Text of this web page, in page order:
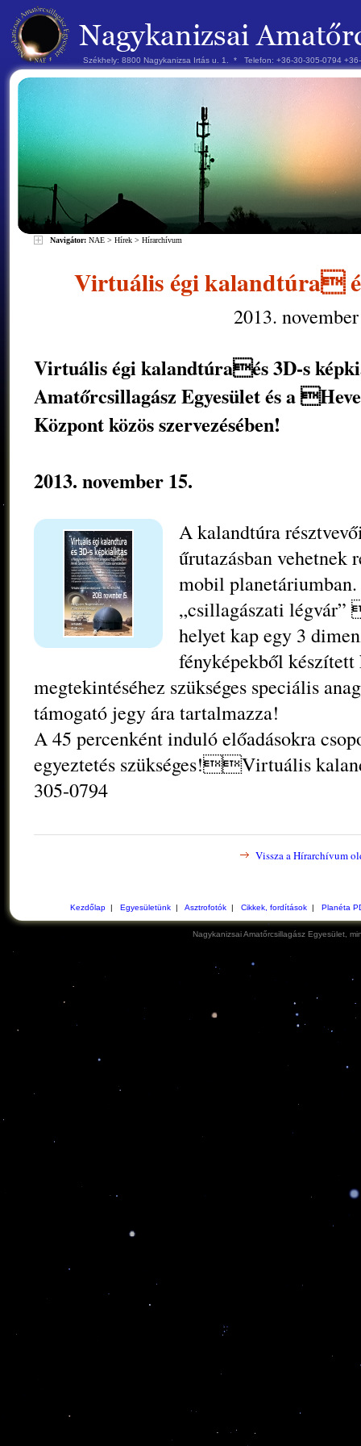
Székhely: 8800 Nagykanizsa Irtás u. 1. * Telefon: +36-30-305-0794
Navigátor: NAE > Hírek > Hírarchívum
Virtuális égi kalandtúra
2013.
Virtuális égi kalandtúraés 3D-s
Amatőrcsillagász Egyesület és a
Központ közös szervezésében!
2013. november 15.
A kalandtúra
űrutazásban
mobil
„csillagászati légvár”
helyet kap egy 3
fényképekből
megtekintéséhez szükséges speciális
támogató jegy ára tartalmazza!
A 45 percenként induló előadásokra
egyeztetés szükséges!Virtuális
305-0794
Vissza a Hírarchívum
Kezdőlap| Egyesületünk| Asztrofotók| Cikkek, fordítások| Planéta
Nagykanizsai Amatőrcsillagász Egyesület,